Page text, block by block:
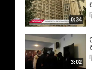
0:34
3:02